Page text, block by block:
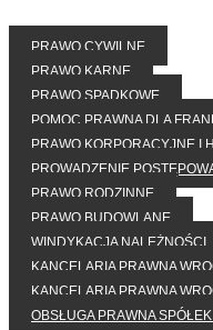
PRAWO CYWILNE
PRAWO KARNE
PRAWO SPADKOWE
POMOC PRAWNA DLA
PRAWO KORPORACYJNE I
PROWADZENIE
PRAWO RODZINNE
PRAWO BUDOWLANE
WINDYKACJA NALEŻNOŚCI
KANCELARIA PRAWNA
KANCELARIA PRAWNA
OBSŁUGA PRAWNA